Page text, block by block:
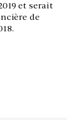
et serait
de